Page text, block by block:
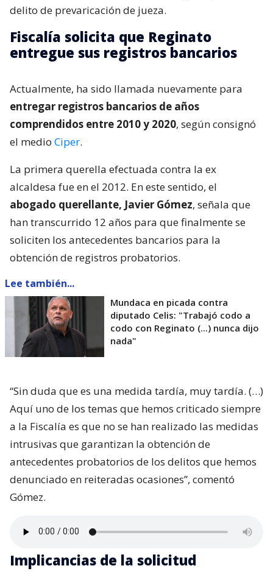
delito de prevaricación de jueza.
Fiscalía solicita que Reginato
entregue sus registros bancarios
Actualmente, ha sido llamada nuevamente para
entregar registros bancarios de años
comprendidos entre 2010 y 2020, según consignó
el medio Ciper.
La primera querella efectuada contra la ex
alcaldesa fue en el 2012. En este sentido, el
abogado querellante, Javier Gómez, señala que
han transcurrido 12 años para que finalmente se
soliciten los antecedentes bancarios para la
obtención de registros probatorios.
Lee también...
Mundaca en picada contra
diputado Celis: "Trabajó codo a
codo con Reginato (...) nunca dijo
nada"
“Sin duda que es una medida tardía, muy tardía. (…)
Aquí uno de los temas que hemos criticado siempre
a la Fiscalía es que no se han realizado las medidas
intrusivas que garantizan la obtención de
antecedentes probatorios de los delitos que hemos
denunciado en reiteradas ocasiones”, comentó
Gómez.
Implicancias de la solicitud